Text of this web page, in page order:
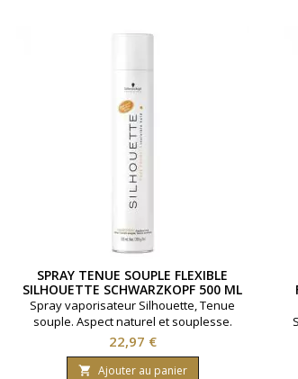
SPRAY TENUE SOUPLE FLEXIBLE
SILHOUETTE SCHWARZKOPF 500 ML
Spray vaporisateur Silhouette, Tenue
souple. Aspect naturel et souplesse.
Marque Schwarzkopf. Contenance : 500ml
Prix
22,97 €
 Ajouter au panier